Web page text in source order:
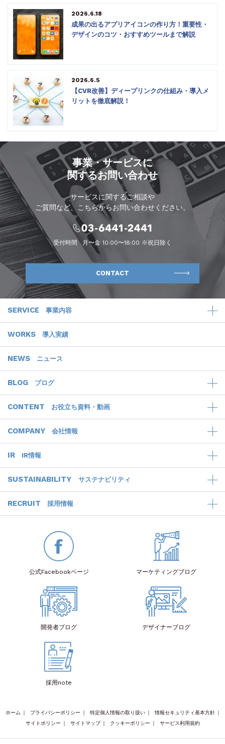
2026.6.18
成果の出るアプリアイコンの作り方！重要性・
デザインのコツ・おすすめツールまで解説
2026.6.5
【CVR改善】ディープリンクの仕組み・導入メ
リットを徹底解説！
事業・サービスに
関するお問い合わせ
サービスに関するご相談や
ご質問など、こちらからお問い合わせください。
受付時間 月〜金 10:00〜18:00 ※祝日除く
CONTACT
SERVICE 事業内容
WORKS 導入実績
NEWS ニュース
BLOG ブログ
CONTENT お役立ち資料・動画
COMPANY 会社情報
IR IR情報
SUSTAINABILITY サステナビリティ
RECRUIT 採用情報
公式Facebookページ マーケティングブログ
開発者ブログ デザイナーブログ
採用note
ホーム ｜ プライバシーポリシー ｜ 特定個人情報の取り扱い ｜ 情報セキュリティ基本方針 ｜
サイトポリシー
｜ サイトマップ ｜ クッキーポリシー ｜ サービス利用規約